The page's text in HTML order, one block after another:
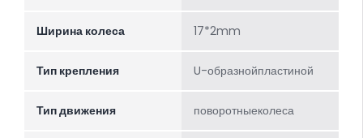
Ширина колеса 17*2mm
Тип крепления U-образнойпластиной
Тип движения поворотныеколеса